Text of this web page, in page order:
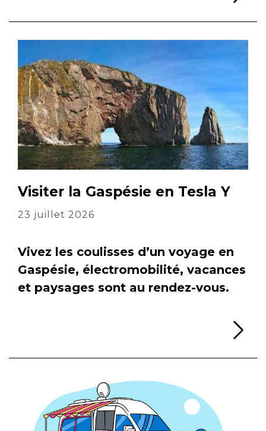
Visiter la Gaspésie en Tesla Y
23 juillet 2026
Vivez les coulisses d’un voyage en
Gaspésie, électromobilité, vacances
et paysages sont au rendez-vous.